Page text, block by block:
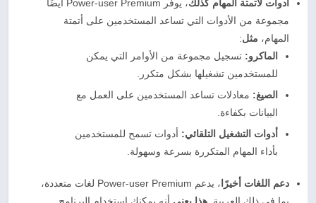
أدوات لأتمتة المهام كذلك
، يوفر Power-user Premium أيضًا
مجموعة من الأدوات التي تساعد المستخدمين على أتمتة
المهام، مثل:
الماكرو: تسجيل مجموعة من الأوامر التي يمكن
للمستخدمين تشغيلها بشكل متكرر.
الصيغ: معادلات تساعد المستخدمين على العمل مع
البيانات بكفاءة.
أدوات التشغيل التلقائي: أدوات تسمح للمستخدمين
بأداء المهام المتكررة بسرعة وسهولة.
دعم اللغات أخيرًا
، يدعم Power-user Premium لغات متعددة،